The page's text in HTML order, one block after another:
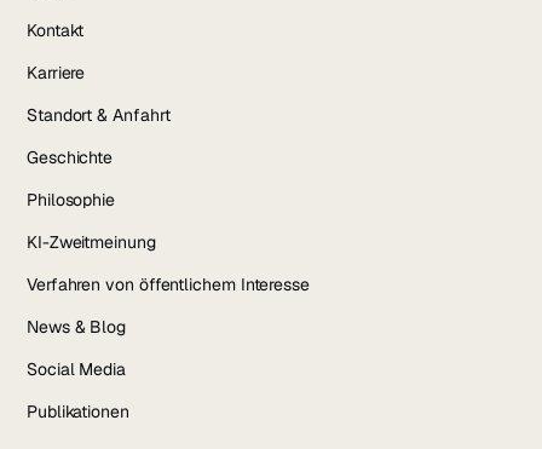
Kontakt
Karriere
Standort & Anfahrt
Geschichte
Philosophie
KI-Zweitmeinung
Verfahren von öffentlichem Interesse
News & Blog
Social Media
Publikationen